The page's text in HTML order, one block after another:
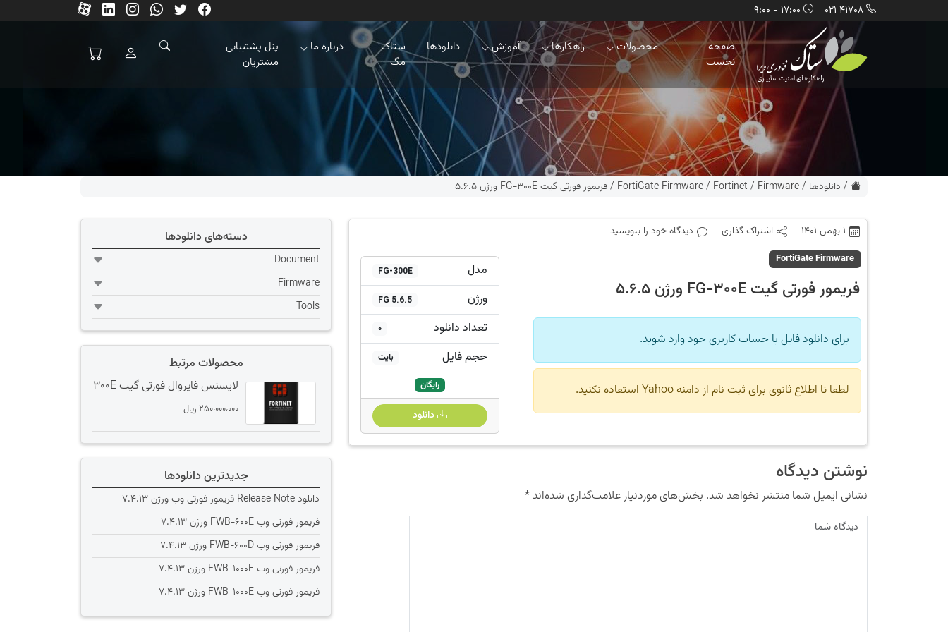
41708 021
صفحه
نخست
محصولات راهکارها آموزش دانلودها
ستاک
مگ
درباره ما
پنل پشتیبانی
مشتریان
/ دانلودها /
Firmware
/
Fortinet
/
FortiGate Firmware
/فریمور فورتی گیت FG-300E ورژن 5.6.5
1 بهمن 1401 اشتراک گذاری دیدگاه خود را بنویسید
FortiGate Firmware
فریمور فورتی گیت FG-300E ورژن 5.6.5
برای دانلود فایل با حساب کاربری خود وارد شوید.
لطفا تا اطلاع ثانوی برای ثبت نام از دامنه Yahoo استفاده نکنید.
مدل FG-300E
ورژن FG 5.6.5
تعداد دانلود 0
حجم فایل بایت
رایگان
دانلود
نوشتن دیدگاه
نشانی ایمیل شما منتشر نخواهد شد. بخش‌های موردنیاز علامت‌گذاری شده‌اند*
دسته‌های دانلودها
Document
Firmware
Tools
محصولات مرتبط
لایسنس فایروال فورتی گیت 300E
250،000،000 ﷼
جدیدترین دانلودها
دانلود Release Note فریمور فورتی وب ورژن 7.4.13
فریمور فورتی وب FWB-600E ورژن 7.4.13
فریمور فورتی وب FWB-600D ورژن 7.4.13
فریمور فورتی وب FWB-1000F ورژن 7.4.13
فریمور فورتی وب FWB-1000E ورژن 7.4.13